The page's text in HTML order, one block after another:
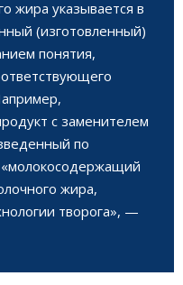
жира указывается в
(изготовленный)
понятия,
с заменителем
по
жира,
творога», —